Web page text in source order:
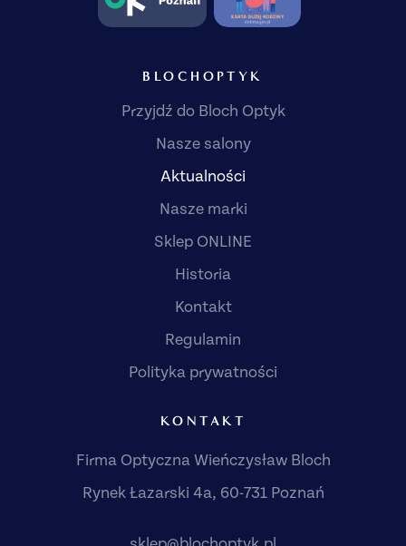
BLOCHOPTYK
Przyjdź do Bloch Optyk
Nasze salony
Aktualności
Nasze marki
Sklep ONLINE
Historia
Kontakt
Regulamin
Polityka prywatności
KONTAKT
Firma Optyczna Wieńczysław Bloch
Rynek Łazarski 4a, 60-731 Poznań